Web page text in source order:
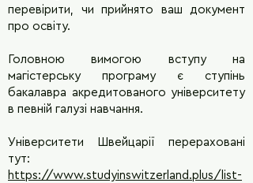
перевірити, чи прийнято ваш документ
про освіту.
Головною вимогою вступу на
магістерську програму є ступінь
бакалавра акредитованого університету
в певній галузі навчання.
Університети Швейцарії перераховані
тут:
https://www.studyinswitzerland.plus/list-